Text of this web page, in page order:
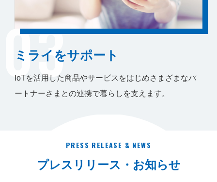
03
ミライをサポート
IoTを活用した商品やサービスをはじめさまざまなパ
ートナーさまとの連携で暮らしを支えます。
PRESS RELEASE & NEWS
プレスリリース・お知らせ